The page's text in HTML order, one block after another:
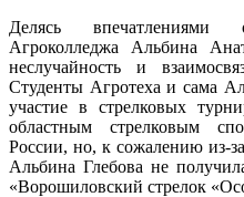
Делясь впечатлениями
Агроколледжа Альбина
неслучайность и
Студенты Агротеха и сама
участие в стрелковых
областным стрелковым
России, но, к сожалению из-
Альбина Глебова не
«Ворошиловский стрелок